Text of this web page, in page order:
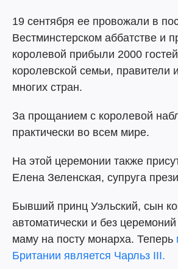
19 сентября ее провожали в
Вестминстерском аббатстве и
королевой прибыли 2000
королевской семьи, правители
многих стран.
За прощанием с королевой
практически во всем мире.
На этой церемонии также
Елена Зеленская, супруга
Бывший принц Уэльский, сын
автоматически и без
маму на посту монарха. Теперь
Британии является Чарльз III.